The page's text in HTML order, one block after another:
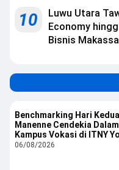
10
Luwu Utara
Economy
Bisnis
Benchmarking Hari
Manenne Cendekia
Kampus Vokasi di ITNY
06/08/2026